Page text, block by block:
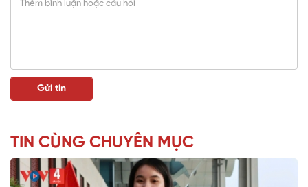
TIN CÙNG CHUYÊN MỤC